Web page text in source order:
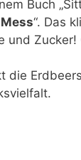
Buch
“. Das
Zucker!
die